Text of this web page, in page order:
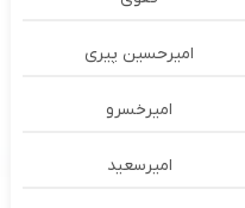
امیرحسین پیری
امیرخسرو
امیرسعید